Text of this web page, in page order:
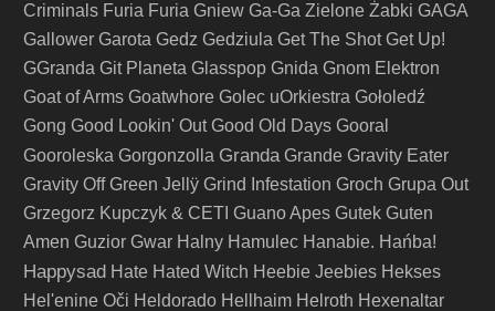
Criminals Furia Furia Gniew Ga-Ga Zielone Żabki GAGA
Gallower Garota Gedz Gedziula Get The Shot Get Up!
GGranda Git Planeta Glasspop Gnida Gnom Elektron
Goat of Arms Goatwhore Golec uOrkiestra Gołoledź
Gong Good Lookin' Out Good Old Days Gooral
Gooroleska Gorgonzolla Granda Grande Gravity Eater
Gravity Off Green Jellÿ Grind Infestation Groch Grupa Out
Grzegorz Kupczyk & CETI Guano Apes Gutek Guten
Amen Guzior Gwar Halny Hamulec Hanabie. Hańba!
Happysad Hate Hated Witch Heebie Jeebies Hekses
Hel'enine Oči Heldorado Hellhaim Helroth Hexenaltar